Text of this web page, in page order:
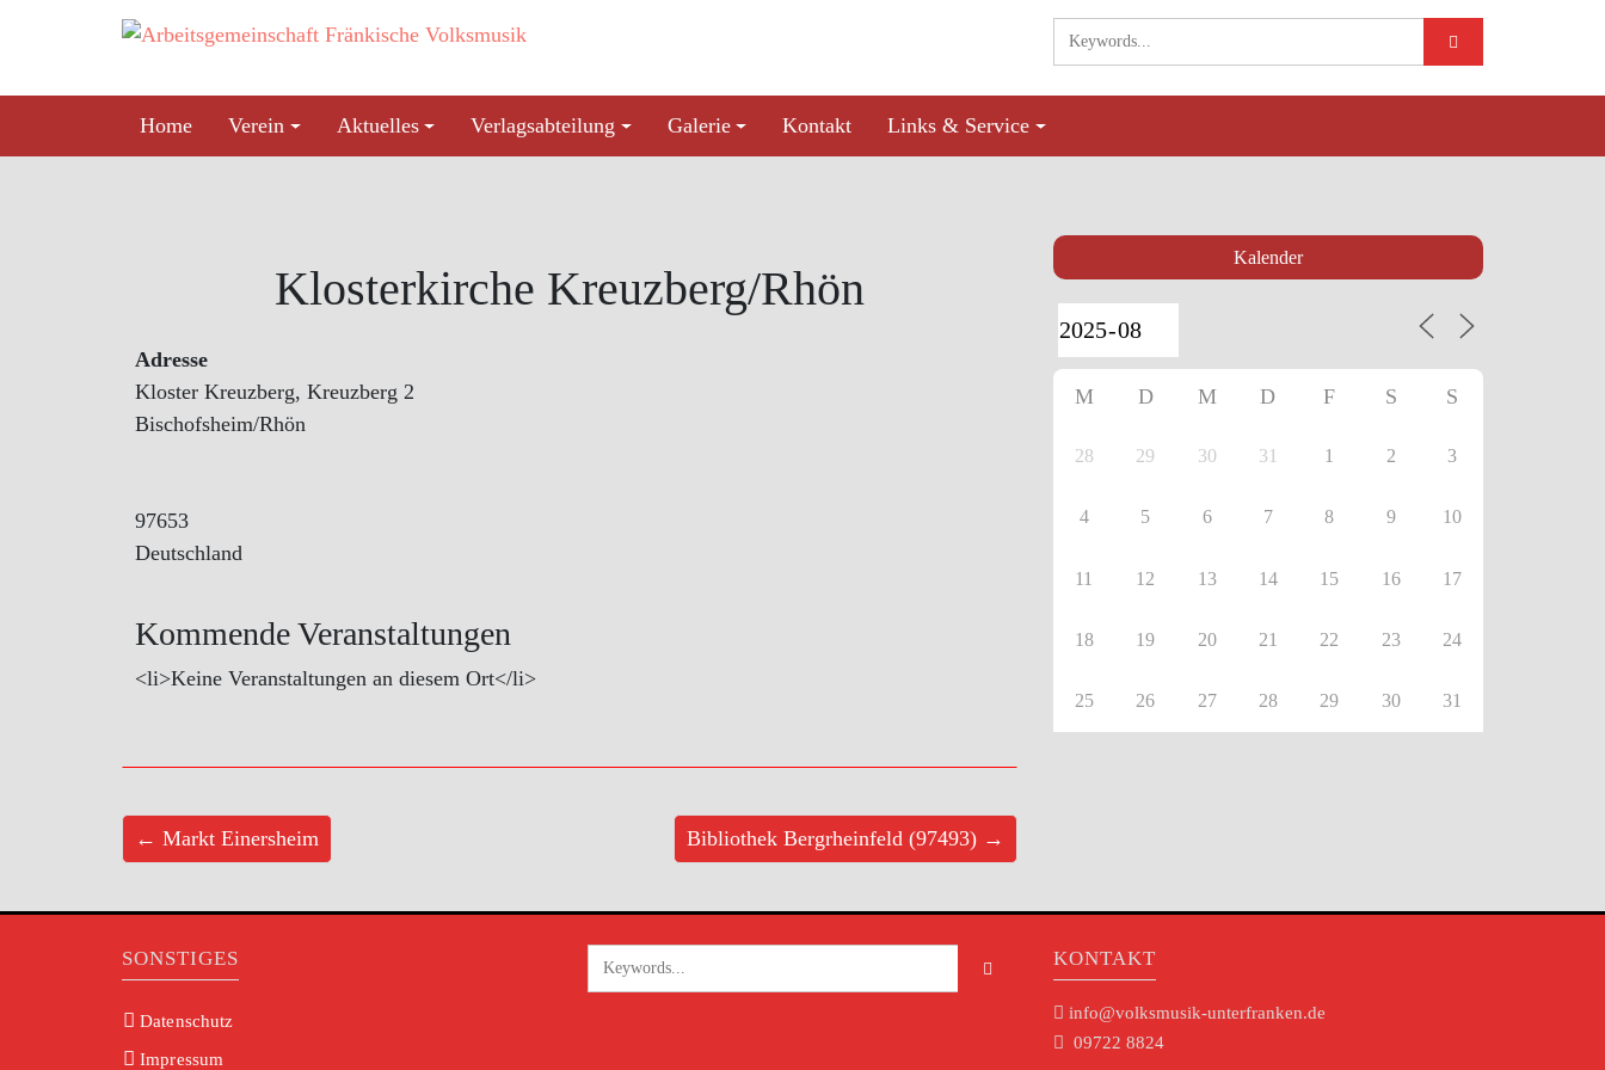
Home
Verein Aktuelles Verlagsabteilung Galerie Kontakt Links & Service
Klosterkirche Kreuzberg/Rhön
Adresse
Kloster Kreuzberg, Kreuzberg 2
Bischofsheim/Rhön
97653
Deutschland
Kommende Veranstaltungen
<li>Keine Veranstaltungen an diesem Ort</li>
← Markt Einersheim Bibliothek Bergrheinfeld (97493) →
Kalender
M D M D F S S
28 29 30 31 1 2 3
4 5 6 7 8 9 10
11 12 13 14 15 16 17
18 19 20 21 22 23 24
25 26 27 28 29 30 31
SONSTIGES
Datenschutz
Impressum
KONTAKT
info@volksmusik-unterfranken.de
09722 8824